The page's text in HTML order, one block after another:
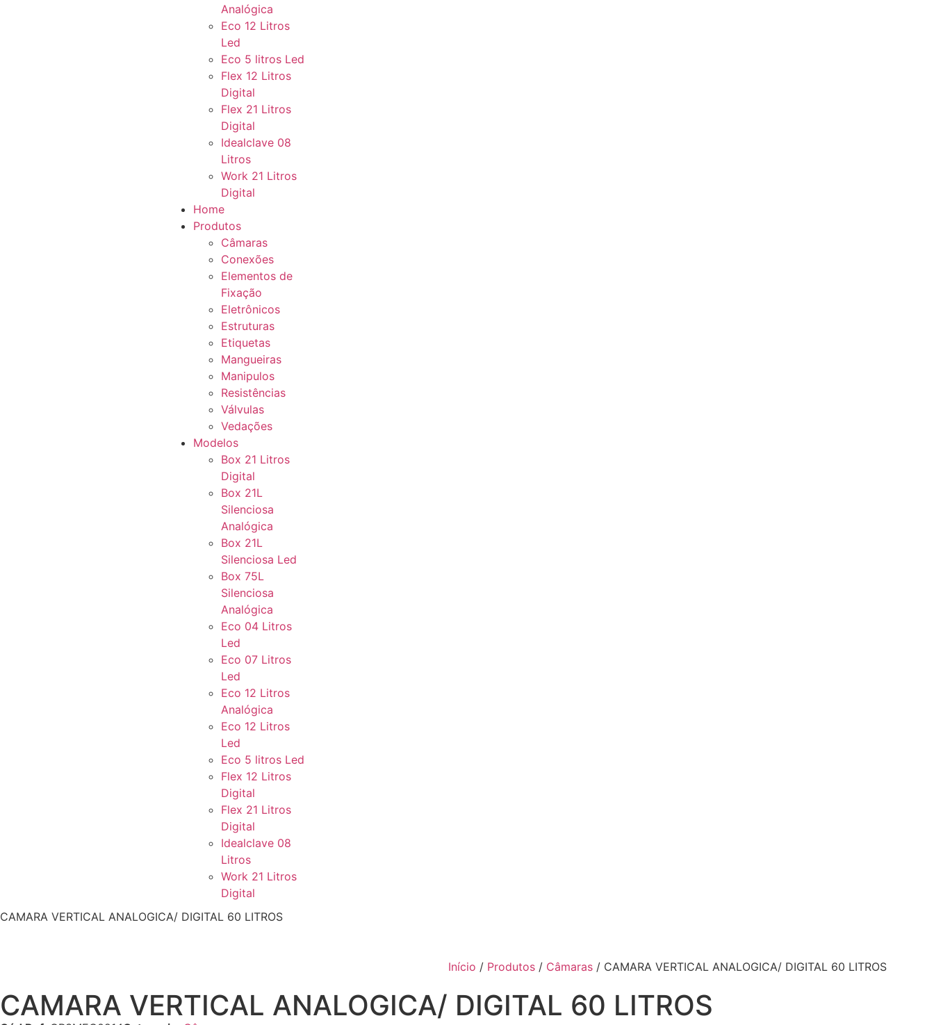
Analógica
Eco 12 Litros
Led
Eco 5 litros Led
Flex 12 Litros
Digital
Flex 21 Litros
Digital
Idealclave 08
Litros
Work 21 Litros
Digital
Home
Produtos
Câmaras
Conexões
Elementos de
Fixação
Eletrônicos
Estruturas
Etiquetas
Mangueiras
Manipulos
Resistências
Válvulas
Vedações
Modelos
Box 21 Litros
Digital
Box 21L
Silenciosa
Analógica
Box 21L
Silenciosa Led
Box 75L
Silenciosa
Analógica
Eco 04 Litros
Led
Eco 07 Litros
Led
Eco 12 Litros
Analógica
Eco 12 Litros
Led
Eco 5 litros Led
Flex 12 Litros
Digital
Flex 21 Litros
Digital
Idealclave 08
Litros
Work 21 Litros
Digital
CAMARA VERTICAL ANALOGICA/ DIGITAL 60 LITROS
Início / Produtos / Câmaras / CAMARA VERTICAL ANALOGICA/ DIGITAL 60 LITROS
CAMARA VERTICAL ANALOGICA/ DIGITAL 60 LITROS